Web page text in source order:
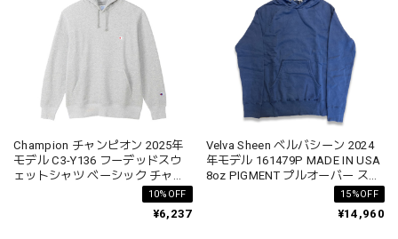
Champion チャンピオン 2025年
モデル C3-Y136 フーデッドスウ
ェットシャツ ベーシック チャン
10%OFF
¥6,237
Velva Sheen ベルバシーン 2024
年モデル 161479P MADE IN USA
8oz PIGMENT プルオーバー スウ
ェットパーカートレーナー 無地
15%OFF
¥14,960